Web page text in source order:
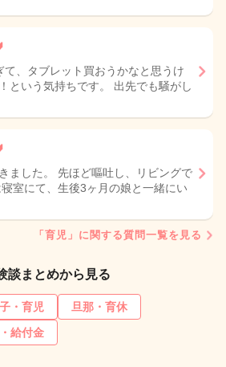
て、タブレット買おうかなと思うけ
という気持ちです。 出先でも騒がし
ました。 先ほど嘔吐し、リビングで
室にて、生後3ヶ月の娘と一緒にい
「育児」に関する質問一覧を見る
談まとめから見る
・育児
旦那・育休
給付金